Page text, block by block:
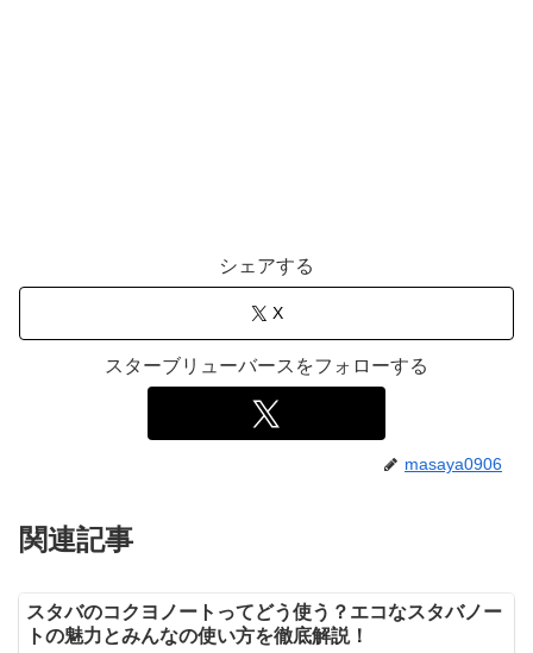
シェアする
X
スターブリューバースをフォローする
masaya0906
関連記事
スタバのコクヨノートってどう使う？エコなスタバノー
トの魅力とみんなの使い方を徹底解説！